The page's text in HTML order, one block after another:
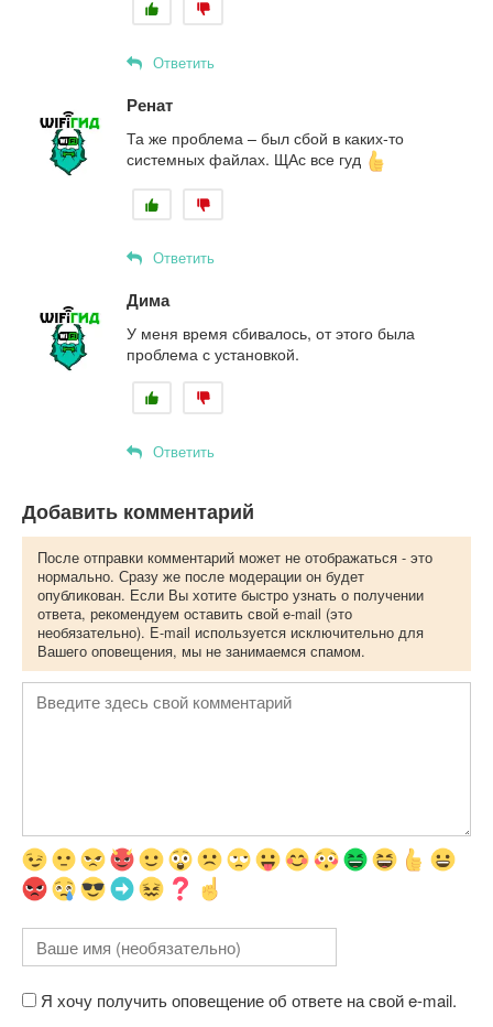
Ответить
Ренат
Та же проблема – был сбой в каких-то
системных файлах. ЩАс все гуд
Ответить
Дима
У меня время сбивалось, от этого была
проблема с установкой.
Ответить
Добавить комментарий
После отправки комментарий может не отображаться - это
нормально. Сразу же после модерации он будет
опубликован. Если Вы хотите быстро узнать о получении
ответа, рекомендуем оставить свой e-mail (это
необязательно). E-mail используется исключительно для
Вашего оповещения, мы не занимаемся спамом.
Я хочу получить оповещение об ответе на свой e-mail.